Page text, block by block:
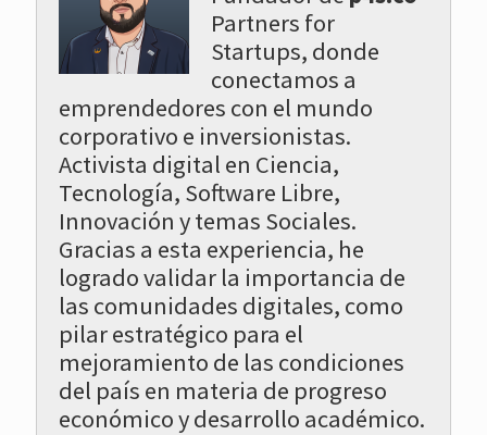
Partners for
Startups, donde
conectamos a
emprendedores con el mundo
corporativo e inversionistas.
Activista digital en Ciencia,
Tecnología, Software Libre,
Innovación y temas Sociales.
Gracias a esta experiencia, he
logrado validar la importancia de
las comunidades digitales, como
pilar estratégico para el
mejoramiento de las condiciones
del país en materia de progreso
económico y desarrollo académico.